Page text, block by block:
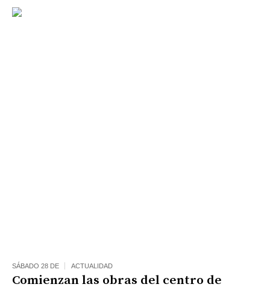
SÁBADO 28 DE ACTUALIDAD
Comienzan las obras del centro de